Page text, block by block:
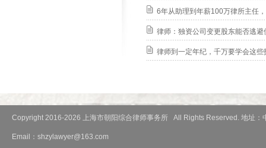
6年从助理到年薪100万律所主任
律师：独资公司变更股东能否逃
律师到一定年纪，千万要学会这
Copyright 2016-2026 上海市朝阳综合律师事务所 All Rights Reserved. 地址
Email：shzylawyer@163.com